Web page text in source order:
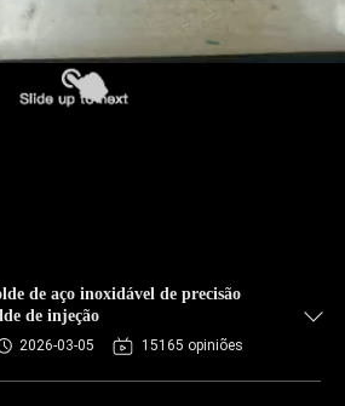
de aço inoxidável de precisão
de injeção
2026-03-05 15165 opiniões